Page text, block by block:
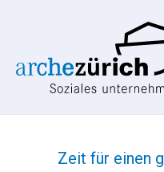
Zeit für einen